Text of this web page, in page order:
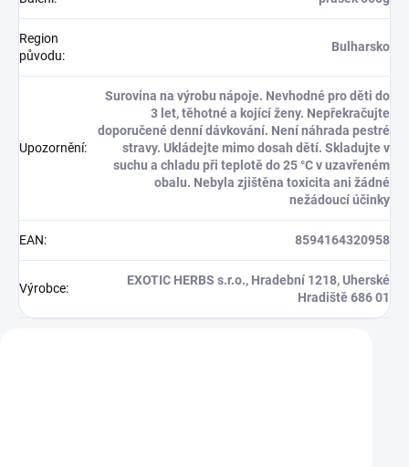
Region
původu:
Bulharsko
Upozornění:
Surovina na výrobu nápoje. Nevhodné pro děti do
3 let, těhotné a kojící ženy. Nepřekračujte
doporučené denní dávkování. Není náhrada pestré
stravy. Ukládejte mimo dosah dětí. Skladujte v
suchu a chladu při teplotě do 25 °C v uzavřeném
obalu. Nebyla zjištěna toxicita ani žádné
nežádoucí účinky
EAN: 8594164320958
Výrobce:
EXOTIC HERBS s.r.o., Hradební 1218, Uherské
Hradiště 686 01